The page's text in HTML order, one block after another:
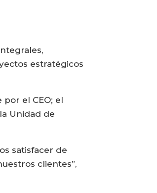
estratégicos
el CEO; el
Unidad de
satisfacer de
clientes”,